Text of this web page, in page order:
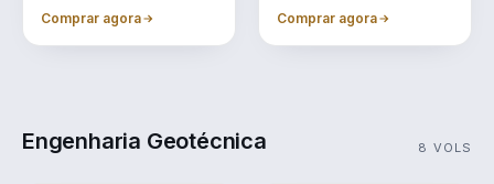
Comprar agora Comprar agora
Engenharia Geotécnica 8 VOLS